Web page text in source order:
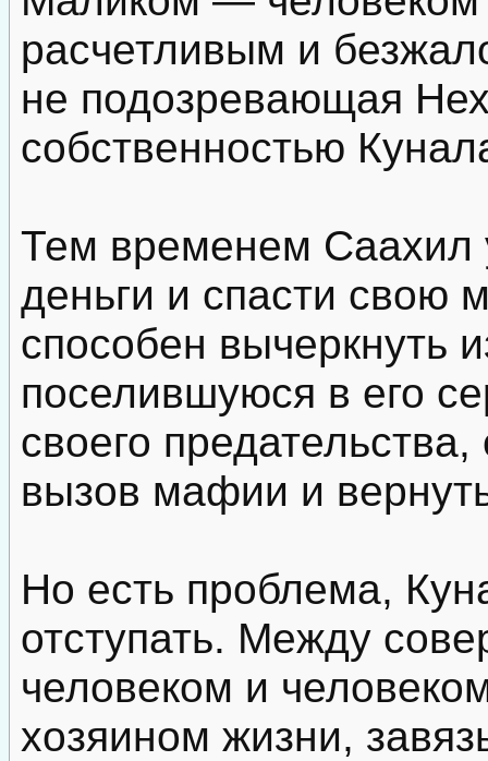
расчетливым и
не подозревающая
собственностью
Тем временем Саахил
деньги и спасти свою
способен вычеркнуть
поселившуюся в его
своего
вызов мафии и
Но есть проблема,
отступать. Между
человеком и
хозяином жизни,